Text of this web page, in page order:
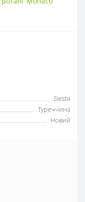
Siesta
Туреччина
Новий